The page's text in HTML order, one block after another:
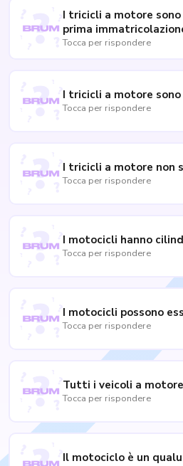
I tricicli a motore
prima
Tocca per rispondere
I tricicli a motore
Tocca per rispondere
I tricicli a motore non
Tocca per rispondere
I motocicli hanno
Tocca per rispondere
I motocicli possono
Tocca per rispondere
Tutti i veicoli a
Tocca per rispondere
Il motociclo è un